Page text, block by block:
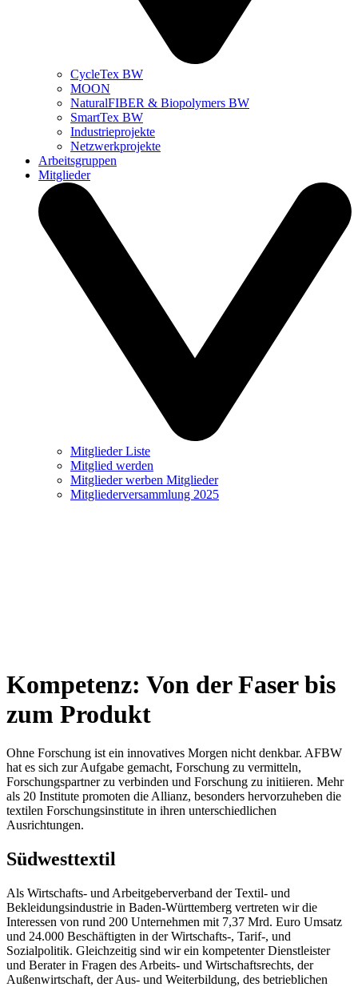
CycleTex BW
MOON
NaturalFIBER & Biopolymers BW
SmartTex BW
Industrieprojekte
Netzwerkprojekte
Arbeitsgruppen
Mitglieder
Mitglieder Liste
Mitglied werden
Mitglieder werben Mitglieder
Mitgliederversammlung 2025
Kompetenz: Von der Faser bis
zum Produkt
Ohne Forschung ist ein innovatives Morgen nicht denkbar. AFBW
hat es sich zur Aufgabe gemacht, Forschung zu vermitteln,
Forschungspartner zu verbinden und Forschung zu initiieren. Mehr
als 20 Institute promoten die Allianz, besonders hervorzuheben die
textilen Forschungsinstitute in ihren unterschiedlichen
Ausrichtungen.
Südwesttextil
Als Wirtschafts- und Arbeitgeberverband der Textil- und
Bekleidungsindustrie in Baden-Württemberg vertreten wir die
Interessen von rund 200 Unternehmen mit 7,37 Mrd. Euro Umsatz
und 24.000 Beschäftigten in der Wirtschafts-, Tarif-, und
Sozialpolitik. Gleichzeitig sind wir ein kompetenter Dienstleister
und Berater in Fragen des Arbeits- und Wirtschaftsrechts, der
Außenwirtschaft, der Aus- und Weiterbildung, des betrieblichen